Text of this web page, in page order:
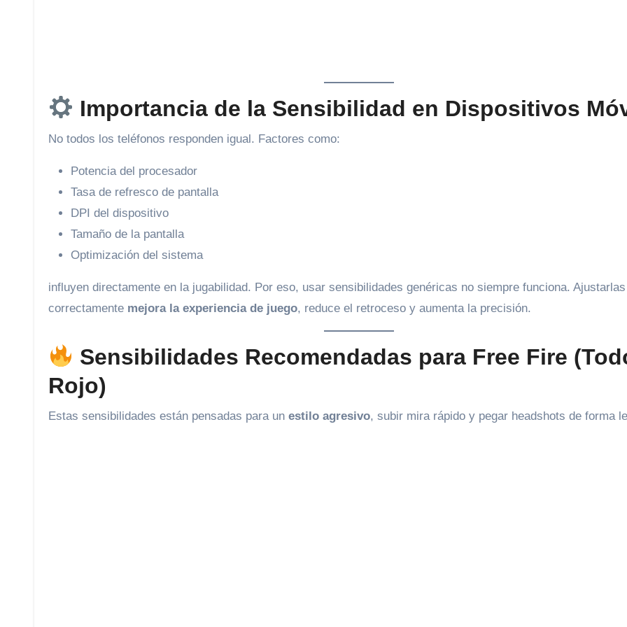
Importancia de la Sensibilidad en Dispositivos
No todos los teléfonos responden igual. Factores como:
Potencia del procesador
Tasa de refresco de pantalla
DPI del dispositivo
Tamaño de la pantalla
Optimización del sistema
influyen directamente en la jugabilidad. Por eso, usar sensibilidades genéricas no siempre funciona. Ajustarlas
correctamente mejora la experiencia de juego, reduce el retroceso y aumenta la precisión.
Sensibilidades Recomendadas para Free Fire
Rojo)
Estas sensibilidades están pensadas para un estilo agresivo, subir mira rápido y pegar headshots de forma